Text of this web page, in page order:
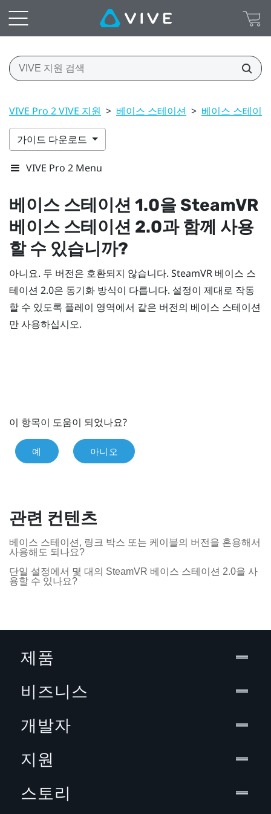
VIVE Pro 2 VIVE 지원 > 베이스 스테이션 > 베이스 스테이
가이드 다운로드
VIVE Pro 2 Menu
베이스 스테이션 1.0을 SteamVR
베이스 스테이션 2.0과 함께 사용
할 수 있습니까?
아니요. 두 버전은 호환되지 않습니다. SteamVR 베이스 스
테이션 2.0은 동기화 방식이 다릅니다. 설정이 제대로 작동
할 수 있도록 플레이 영역에서 같은 버전의 베이스 스테이션
만 사용하십시오.
이 항목이 도움이 되었나요?
예 아니오
관련 컨텐츠
베이스 스테이션, 링크 박스 또는 케이블의 버전을 혼용해서
사용해도 되나요?
단일 설정에서 몇 대의 SteamVR 베이스 스테이션 2.0을 사
용할 수 있나요?
제품
비즈니스
개발자
지원
스토리